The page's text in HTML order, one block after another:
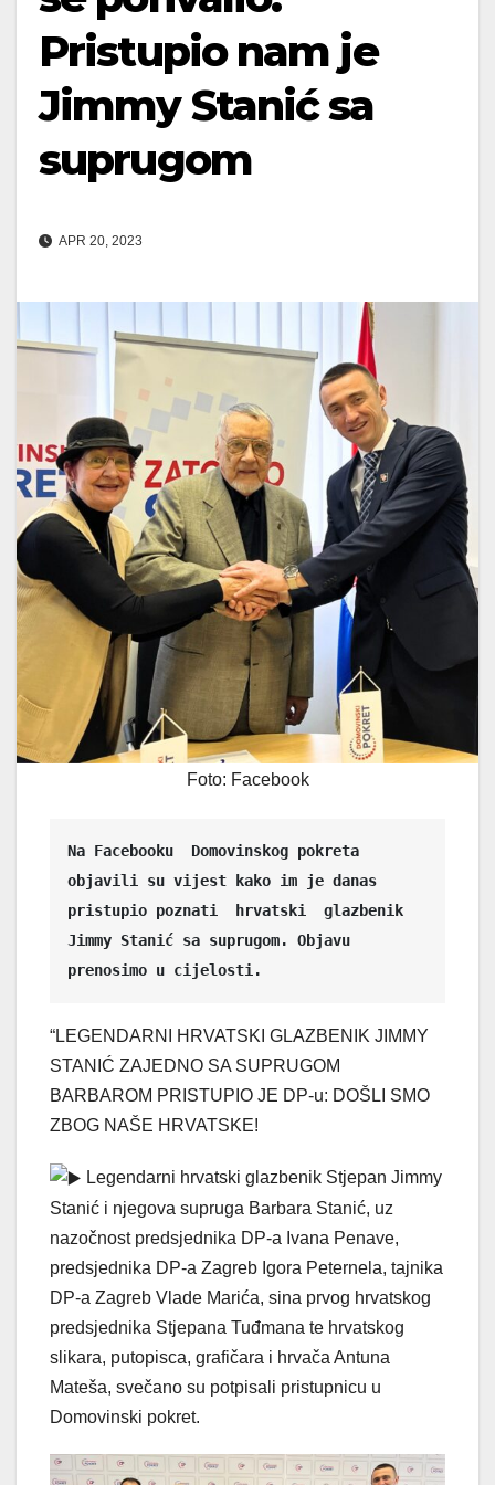
Pristupio nam je
Jimmy Stanić sa
suprugom
APR 20, 2023
Foto: Facebook
Na Facebooku  Domovinskog pokreta
objavili su vijest kako im je danas
pristupio poznati  hrvatski  glazbenik
Jimmy Stanić sa suprugom. Objavu
prenosimo u cijelosti.
“LEGENDARNI HRVATSKI GLAZBENIK JIMMY
STANIĆ ZAJEDNO SA SUPRUGOM
BARBAROM PRISTUPIO JE DP-u: DOŠLI SMO
ZBOG NAŠE HRVATSKE!
Legendarni hrvatski glazbenik Stjepan Jimmy
Stanić i njegova supruga Barbara Stanić, uz
nazočnost predsjednika DP-a Ivana Penave,
predsjednika DP-a Zagreb Igora Peternela, tajnika
DP-a Zagreb Vlade Marića, sina prvog hrvatskog
predsjednika Stjepana Tuđmana te hrvatskog
slikara, putopisca, grafičara i hrvača Antuna
Mateša, svečano su potpisali pristupnicu u
Domovinski pokret.